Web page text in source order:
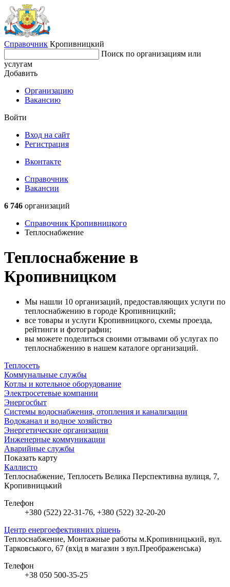
Справочник Кропивницкий
Поиск по организациям или
услугам
Добавить
Организацию
Вакансию
Войти
Вход на сайт
Регистрация
Вконтакте
Справочник
Вакансии
6 746 организаций
Справочник Кропивницкого
Теплоснабжение
Теплоснабжение в
Кропивницком
Мы нашли 10 организаций, предоставляющих услуги по
теплоснабжению в городе Кропивницкий;
все товары и услуги Кропивницкого, схемы проезда,
рейтинги и фотографии;
вы можете поделиться своими отзывами об услугах по
теплоснабжению в нашем каталоге организаций.
Теплосеть
Коммунальные службы
Котлы и котельное оборудование
Электросетевые компании
Энергосбыт
Системы водоснабжения, отопления и канализации
Водоканал и водное хозяйство
Энергетические организации
Инженерные коммуникации
Аварийные службы
Показать карту
Каллисто
Теплоснабжение, Теплосеть Велика Перспективна вулиця, 7,
Кропивницький
Телефон
+380 (522) 22-31-76, +380 (522) 32-20-20
Центр енергоефективних рішень
Теплоснабжение, Монтажные работы м.Кропивницький, вул.
Тарковського, 67 (вхід в магазин з вул.Преображенська)
Телефон
+38 050 500-35-25